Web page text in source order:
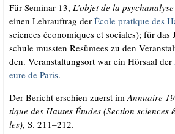
Für Semi­nar 13, L’objet de la psy­ch­ana­ly­se
einen Lehr­auf­trag der Éco­le pra­tique des
sci­en­ces éco­no­mi­ques et socia­les); für
schu­le muss­ten Resü­mees zu den
den. Ver­an­stal­tungs­ort war ein Hör­saal der
eu­re de Paris.
Der Bericht erschien zuerst im Annu­ai­re
tique des Hau­tes Étu­des (Sec­tion
les), S. 211–212.